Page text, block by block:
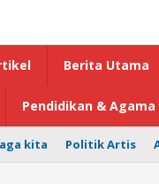
Berita Utama
Pendidikan & Agama
kita Politik Artis